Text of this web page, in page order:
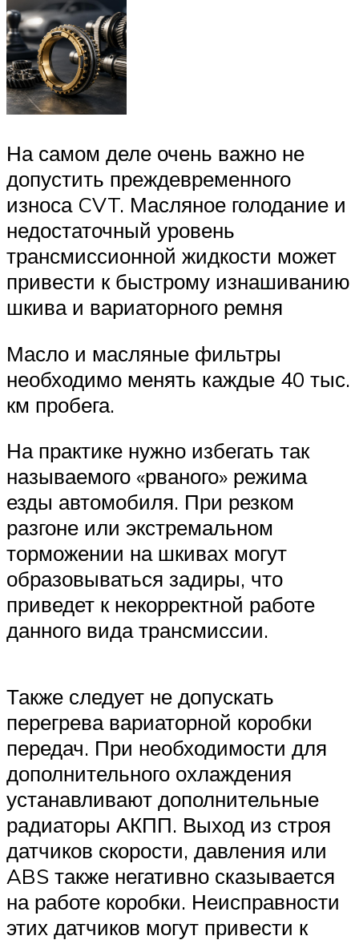
На самом деле очень важно не
допустить преждевременного
износа CVT. Масляное голодание и
недостаточный уровень
трансмиссионной жидкости может
привести к быстрому изнашиванию
шкива и вариаторного ремня
Масло и масляные фильтры
необходимо менять каждые 40 тыс.
км пробега.
На практике нужно избегать так
называемого «рваного» режима
езды автомобиля. При резком
разгоне или экстремальном
торможении на шкивах могут
образовываться задиры, что
приведет к некорректной работе
данного вида трансмиссии.
Также следует не допускать
перегрева вариаторной коробки
передач. При необходимости для
дополнительного охлаждения
устанавливают дополнительные
радиаторы АКПП. Выход из строя
датчиков скорости, давления или
ABS также негативно сказывается
на работе коробки. Неисправности
этих датчиков могут привести к